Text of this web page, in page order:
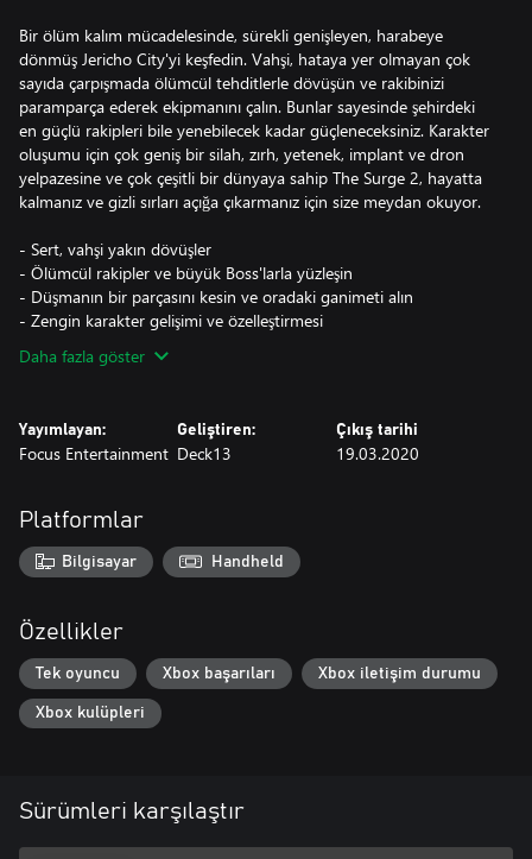
Bir ölüm kalım mücadelesinde, sürekli genişleyen, harabeye
dönmüş Jericho City'yi keşfedin. Vahşi, hataya yer olmayan çok
sayıda çarpışmada ölümcül tehditlerle dövüşün ve rakibinizi
paramparça ederek ekipmanını çalın. Bunlar sayesinde şehirdeki
en güçlü rakipleri bile yenebilecek kadar güçleneceksiniz. Karakter
oluşumu için çok geniş bir silah, zırh, yetenek, implant ve dron
yelpazesine ve çok çeşitli bir dünyaya sahip The Surge 2, hayatta
kalmanız ve gizli sırları açığa çıkarmanız için size meydan okuyor.
- Sert, vahşi yakın dövüşler
- Ölümcül rakipler ve büyük Boss'larla yüzleşin
- Düşmanın bir parçasını kesin ve oradaki ganimeti alın
- Zengin karakter gelişimi ve özelleştirmesi
Daha fazla göster
Yayımlayan:
Focus Entertainment
Geliştiren:
Deck13
Çıkış tarihi
19.03.2020
Platformlar
Bilgisayar Handheld
Özellikler
Tek oyuncu Xbox başarıları Xbox iletişim durumu
Xbox kulüpleri
Sürümleri karşılaştır